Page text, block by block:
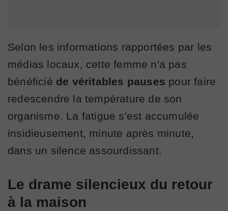
Selon les informations rapportées par les
médias locaux, cette femme n'a pas
bénéficié de véritables pauses pour faire
redescendre la température de son
organisme. La fatigue s'est accumulée
insidieusement, minute après minute,
dans un silence assourdissant.
Le drame silencieux du retour
à la maison